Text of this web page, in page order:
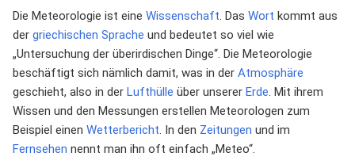
Die Meteorologie ist eine Wissenschaft. Das Wort kommt aus
der griechischen Sprache und bedeutet so viel wie
„Untersuchung der überirdischen Dinge“. Die Meteorologie
beschäftigt sich nämlich damit, was in der Atmosphäre
geschieht, also in der Lufthülle über unserer Erde. Mit ihrem
Wissen und den Messungen erstellen Meteorologen zum
Beispiel einen Wetterbericht. In den Zeitungen und im
Fernsehen nennt man ihn oft einfach „Meteo“.